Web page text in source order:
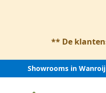
** De
Showrooms in